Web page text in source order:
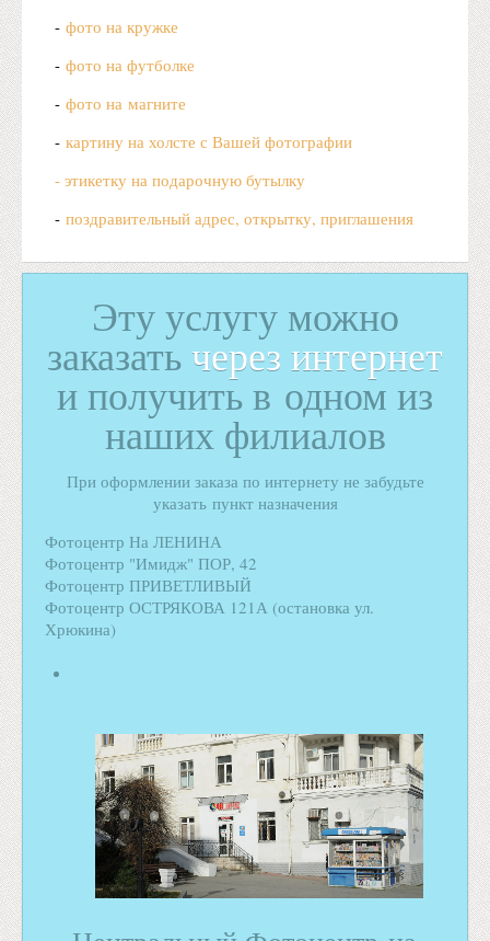
- фото на кружке
- фото на футболке
- фото на магните
- картину на холсте с Вашей фотографии
- этикетку на подарочную бутылку
- поздравительный адрес, открытку, приглашения
Эту услугу можно
заказатьчерез интернет
и получить в одном из
наших филиалов
При оформлении заказа по интернету не забудьте
указать пункт назначения
Фотоцентр На ЛЕНИНА
Фотоцентр "Имидж" ПОР, 42
Фотоцентр ПРИВЕТЛИВЫЙ
Фотоцентр ОСТРЯКОВА 121А (остановка ул.
Хрюкина)